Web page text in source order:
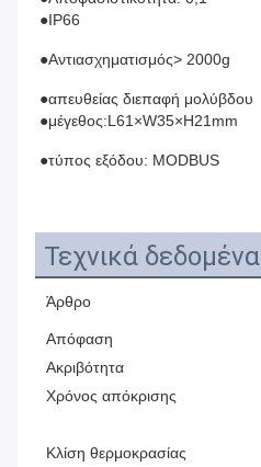
●IP66
●Αντιασχηματισμός> 2000g
●απευθείας διεπαφή μολύβδου
●μέγεθος:L61×W35×H21mm
●τύπος εξόδου: MODBUS
Τεχνικά δεδομένα
Άρθρο
Απόφαση
Ακριβότητα
Χρόνος απόκρισης
Κλίση θερμοκρασίας